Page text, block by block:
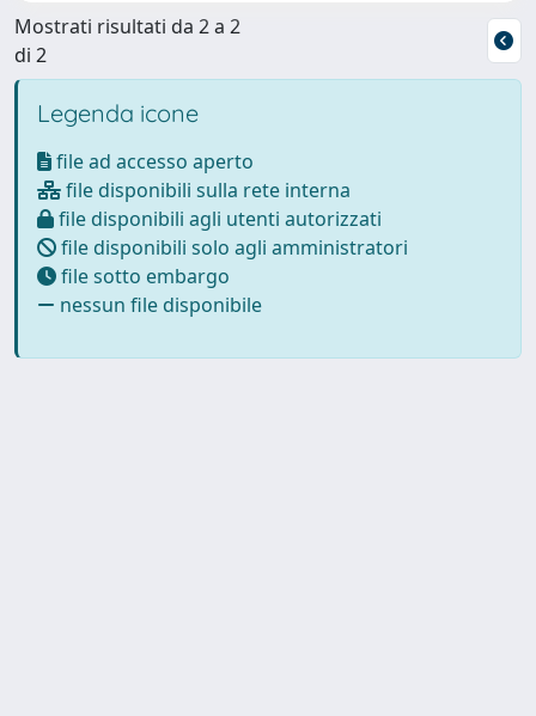
Mostrati risultati da 2 a 2
di 2
Legenda icone
file ad accesso aperto
file disponibili sulla rete interna
file disponibili agli utenti autorizzati
file disponibili solo agli amministratori
file sotto embargo
nessun file disponibile